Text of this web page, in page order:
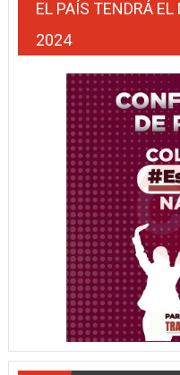
EL PAÍS TENDRÁ
2024